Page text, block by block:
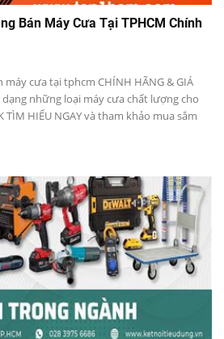
Bán Máy Cưa Tại TPHCM Chính
máy cưa tại tphcm CHÍNH HÃNG & GIÁ
dạng những loại máy cưa chất lượng cho